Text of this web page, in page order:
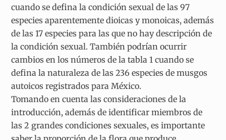
cuando se defina la condición sexual de las 97
especies aparentemente dioicas y monoicas, además
de las 17 especies para las que no hay descripción de
la condición sexual. También podrían ocurrir
cambios en los números de la tabla 1 cuando se
defina la naturaleza de las 236 especies de musgos
autoicos registrados para México.
Tomando en cuenta las consideraciones de la
introducción, además de identificar miembros de
las 2 grandes condiciones sexuales, es importante